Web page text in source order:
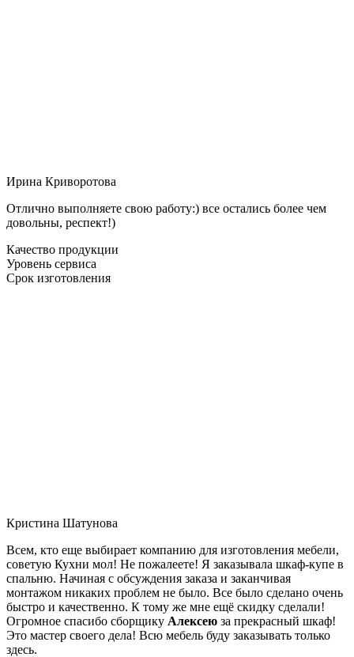
Ирина Криворотова
Отлично выполняете свою работу:) все остались более чем
довольны, респект!)
Качество продукции
Уровень сервиса
Срок изготовления
Кристина Шатунова
Всем, кто еще выбирает компанию для изготовления мебели,
советую Кухни мол! Не пожалеете! Я заказывала шкаф-купе в
спальню. Начиная с обсуждения заказа и заканчивая
монтажом никаких проблем не было. Все было сделано очень
быстро и качественно. К тому же мне ещё скидку сделали!
Огромное спасибо сборщику Алексею за прекрасный шкаф!
Это мастер своего дела! Всю мебель буду заказывать только
здесь.